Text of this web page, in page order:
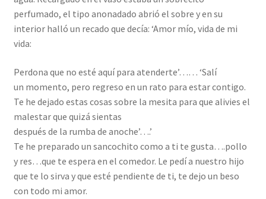
perfumado, el tipo anonadado abrió el sobre y en su
interior halló un recado que decía: ‘Amor mío, vida de mi
vida:
Perdona que no esté aquí para atenderte’…… ‘Salí
un momento, pero regreso en un rato para estar contigo.
Te he dejado estas cosas sobre la mesita para que alivies el
malestar que quizá sientas
después de la rumba de anoche’….’
Te he preparado un sancochito como a ti te gusta….pollo
y res…que te espera en el comedor. Le pedí a nuestro hijo
que te lo sirva y que esté pendiente de ti, te dejo un beso
con todo mi amor.